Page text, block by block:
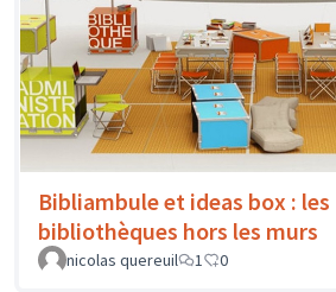
Bibliambule et ideas box : les
bibliothèques hors les murs
nicolas quereuil
1 0